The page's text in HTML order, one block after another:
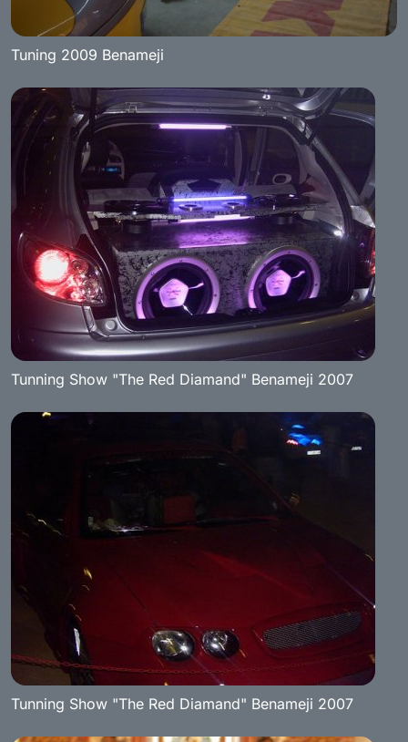
Tuning 2009 Benameji
Tunning Show "The Red Diamand" Benameji 2007
Tunning Show "The Red Diamand" Benameji 2007